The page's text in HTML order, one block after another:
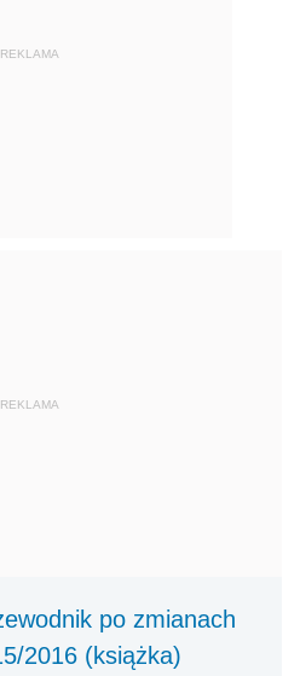
REKLAMA
REKLAMA
po zmianach
2016 (książka)